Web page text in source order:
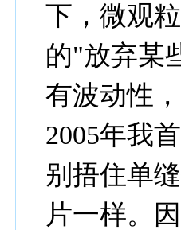
下，微观
的"放弃某
有波动性
2005年我
别捂住单
片一样。